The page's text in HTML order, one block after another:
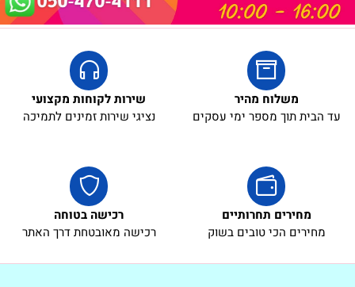
משלוח מהיר
עד הבית תוך מספר ימי עסקים
שירות לקוחות מקצועי
נציגי שירות זמינים לתמיכה
מחירים תחרותיים
מחירים הכי טובים בשוק
רכישה בטוחה
רכישה מאובטחת דרך האתר